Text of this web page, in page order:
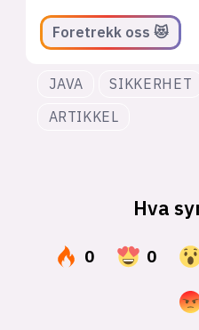
Foretrekk oss 😻
JAVA SIKKERHET
ARTIKKEL